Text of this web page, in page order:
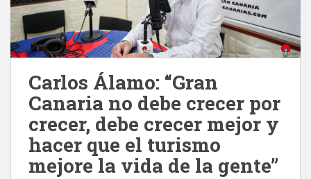
Carlos Álamo: “Gran
Canaria no debe crecer por
crecer, debe crecer mejor y
hacer que el turismo
mejore la vida de la gente”